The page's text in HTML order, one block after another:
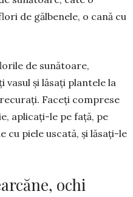
de gălbe­nele, o cană cu
de sună­toa­re,
vasul și lăsați plan­tele la
Fa­ceți comprese
aplicați-le pe faţă, pe
cu piele uscată, și lăsați-le
ochi